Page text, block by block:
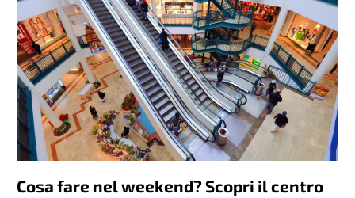
Cosa fare nel weekend? Scopri il centro